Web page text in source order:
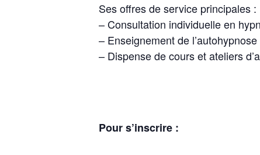
Ses offres de service principales :
– Consultation individuelle en
– Enseignement de
– Dispense de cours et ateliers
Pour s’inscrire :